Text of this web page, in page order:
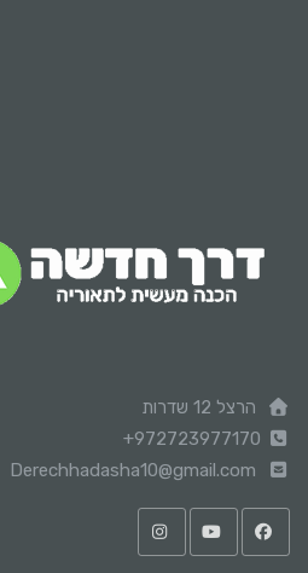
הרצל 12 שדרות
+972723977170